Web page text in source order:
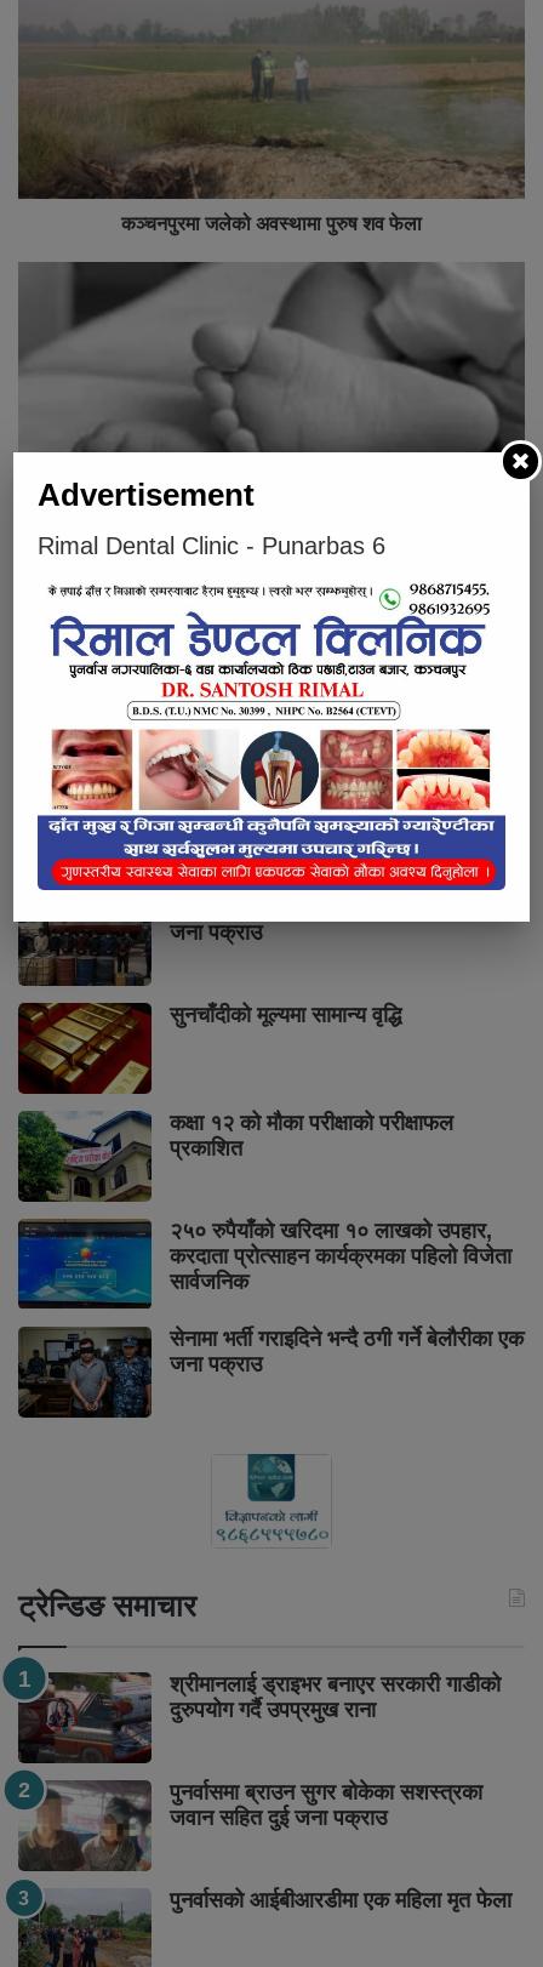
कञ्चनपुरमा जलेको अवस्थामा पुरुष शव फेला
आफ्नै आमाको ढुङ्गा प्रहारबाट चार महिने शिशुको मृत्यु
भर्खरै लोकप्रिय प्रतिक्रियाहरु
जना पक्राउ
सुनचाँदीको मूल्यमा सामान्य वृद्धि
कक्षा १२ को मौका परीक्षाको परीक्षाफल
प्रकाशित
२५० रुपैयाँको खरिदमा १० लाखको उपहार,
करदाता प्रोत्साहन कार्यक्रमका पहिलो विजेता
सार्वजनिक
सेनामा भर्ती गराइदिने भन्दै ठगी गर्ने बेलौरीका एक
जना पक्राउ
ट्रेन्डिङ समाचार
श्रीमानलाई ड्राइभर बनाएर सरकारी गाडीको
दुरुपयोग गर्दै उपप्रमुख राना
पुनर्वासमा ब्राउन सुगर बोकेका सशस्त्रका
जवान सहित दुई जना पक्राउ
पुनर्वासको आईबीआरडीमा एक महिला मृत फेला
Advertisement
Rimal Dental Clinic - Punarbas 6